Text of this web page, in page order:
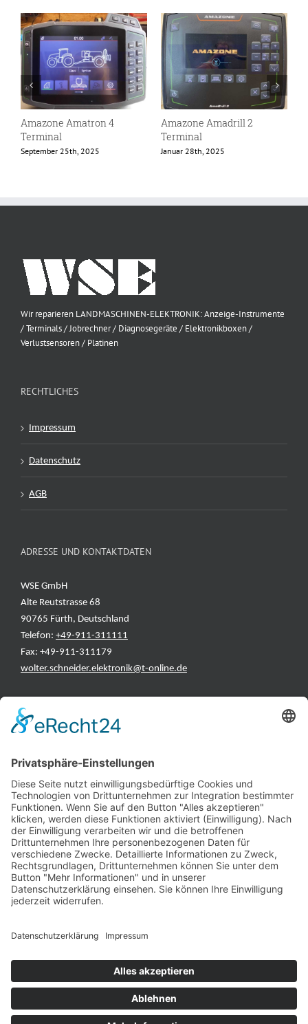
Amazone Amatron 4
Terminal
September 25th, 2025
Amazone Amadrill 2
Terminal
Januar 28th, 2025
Wir reparieren LANDMASCHINEN-ELEKTRONIK: Anzeige-Instrumente
/ Terminals / Jobrechner / Diagnosegeräte / Elektronikboxen /
Verlustsensoren / Platinen
RECHTLICHES
Impressum
Datenschutz
AGB
ADRESSE UND KONTAKTDATEN
WSE GmbH
Alte Reutstrasse 68
90765 Fürth, Deutschland
Telefon: +49-911-311111
Fax: +49-911-311179
wolter.schneider.elektronik@t-online.de
INFORMATIONEN
Hersteller
Fehlerliste
Impressum
Datenschutzerklärung